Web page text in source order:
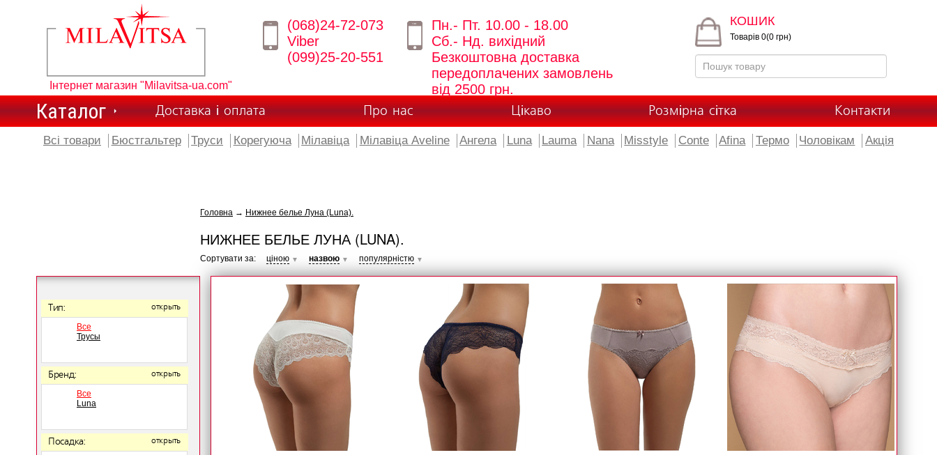
Інтернет магазин "Milavitsa-ua.com"
(068)24-72-073
Viber
(099)25-20-551
Пн.- Пт. 10.00 - 18.00
Сб.- Нд. вихідний
Безкоштовна доставка
передоплачених замовлень
від 2500 грн.
КОШИК
Товарів 0(0 грн)
Каталог Доставка і оплата Про нас Цікаво Розмірна сітка Контакти
Всі товари Бюстгальтер Труси Корегуюча Мілавіца Мілавіца Aveline Ангела Luna Lauma Nana Misstyle Conte Afina Термо Чоловікам Акція
Тип: открыть
Все
Трусы
Бренд: открыть
Все
Luna
Посадка: открыть
Головна → Нижнее белье Луна (Luna).
НИЖНЕЕ БЕЛЬЕ ЛУНА (LUNA).
Сортувати за: ціною ▼ назвою ▼ популярністю ▼